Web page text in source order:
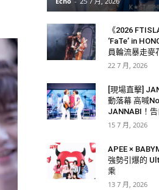
《2026
‘FaTe’ in
員輪流暴走麥
22 7 月, 2026
[現場直擊]
動落幕 高喊
JANNABI！
15 7 月, 2026
APEE ×
強勢引爆的
乘
13 7 月, 2026